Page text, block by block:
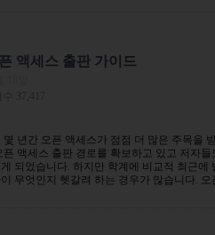
액세스 출판 가이드
몇 년간 오픈 액세스가 점점 더 많은 주목을
픈 액세스 출판 경로를 확보하고 있고 저자
되었습니다. 하지만 학계에 비교적 최근
무엇인지 헷갈려 하는 경우가 많습니다.